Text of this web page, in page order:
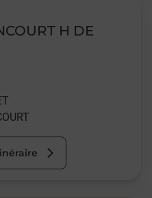
H DE